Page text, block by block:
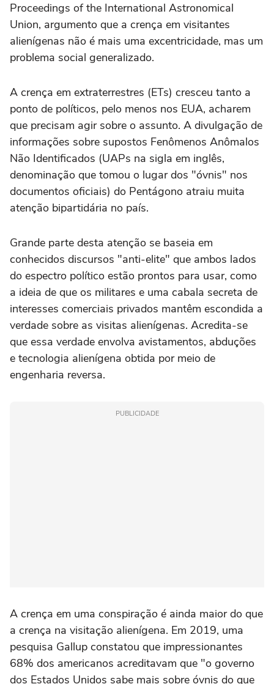
Proceedings of the International Astronomical
Union, argumento que a crença em visitantes
alienígenas não é mais uma excentricidade, mas um
problema social generalizado.
A crença em extraterrestres (ETs) cresceu tanto a
ponto de políticos, pelo menos nos EUA, acharem
que precisam agir sobre o assunto. A divulgação de
informações sobre supostos Fenômenos Anômalos
Não Identificados (UAPs na sigla em inglês,
denominação que tomou o lugar dos "óvnis" nos
documentos oficiais) do Pentágono atraiu muita
atenção bipartidária no país.
Grande parte desta atenção se baseia em
conhecidos discursos "anti-elite" que ambos lados
do espectro político estão prontos para usar, como
a ideia de que os militares e uma cabala secreta de
interesses comerciais privados mantêm escondida a
verdade sobre as visitas alienígenas. Acredita-se
que essa verdade envolva avistamentos, abduções
e tecnologia alienígena obtida por meio de
engenharia reversa.
PUBLICIDADE
A crença em uma conspiração é ainda maior do que
a crença na visitação alienígena. Em 2019, uma
pesquisa Gallup constatou que impressionantes
68% dos americanos acreditavam que "o governo
dos Estados Unidos sabe mais sobre óvnis do que